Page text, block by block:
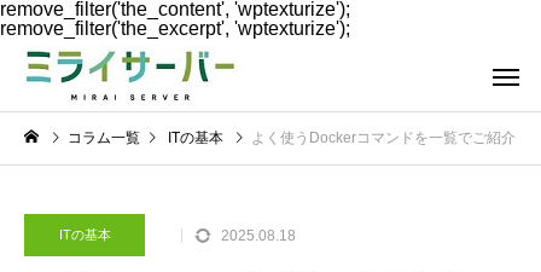
remove_filter('the_content', 'wptexturize');
remove_filter('the_excerpt', 'wptexturize');
コラム一覧 ITの基本 よく使うDockerコマンドを一覧でご紹介
ITの基本 2025.08.18